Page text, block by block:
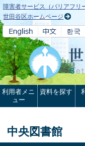
本文へ
障害者サービス（バリアフリ
世田谷区ホームページ
利用者メニ
ュー
資料を探す
中央図書館